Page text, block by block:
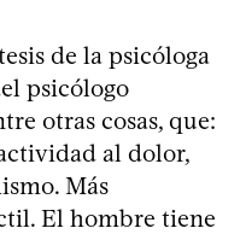
de la psicóloga
psicólogo
otras cosas, que:
al dolor,
Más
El hombre tiene